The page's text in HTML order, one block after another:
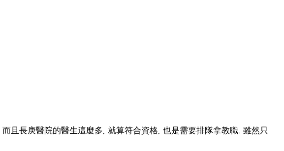
且長庚醫院的醫生這麼多, 就算符合資格, 也是需要排隊拿教職. 雖然只